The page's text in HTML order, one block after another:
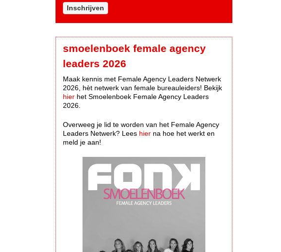
Inschrijven
smoelenboek female agency
leaders 2026
Maak kennis met Female Agency Leaders Netwerk
2026, hèt netwerk van female bureauleiders! Bekijk
hier het Smoelenboek Female Agency Leaders
2026.
Overweeg je lid te worden van het Female Agency
Leaders Netwerk? Lees hier na hoe het werkt en
meld je aan!